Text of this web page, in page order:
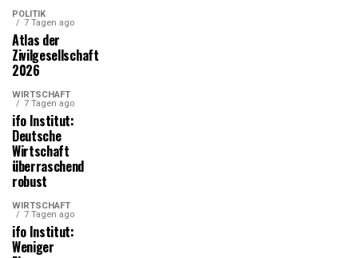
POLITIK
7 Tagen ago
Atlas der
Zivilgesellschaft
2026
WIRTSCHAFT
7 Tagen ago
ifo Institut:
Deutsche
Wirtschaft
überraschend
robust
WIRTSCHAFT
7 Tagen ago
ifo Institut:
Weniger